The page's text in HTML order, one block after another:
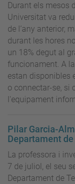
Durant els mesos
Universitat va
de l’any anterior,
durant les hores
un 18% degut al
funcionament. A
estan disponibles
o connectar-se, si
l'equipament
Pilar Garcia-
Departament
La professora i
7 de juliol, el seu
Departament de